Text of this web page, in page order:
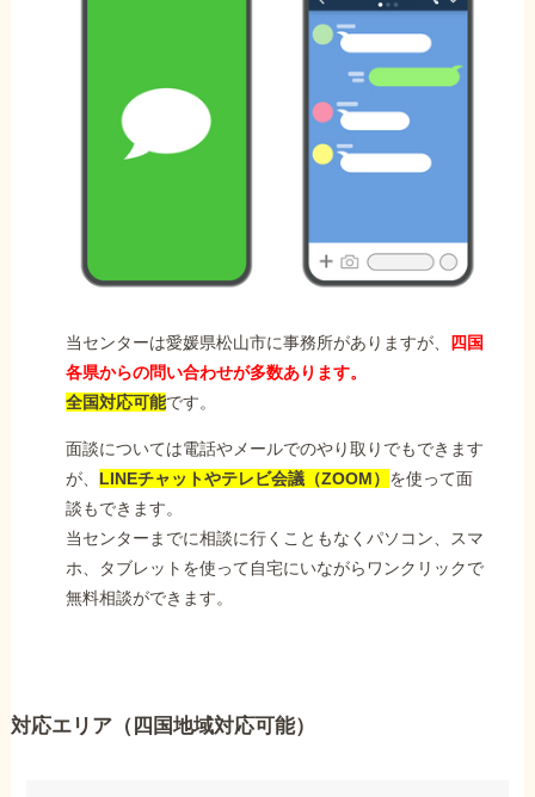
当センターは愛媛県松山市に事務所がありますが、
四国
各県からの問い合わせが多数あります。
全国対応可能です。
面談については電話やメールでのやり取りでもできます
が、 LINEチャットやテレビ会議（ZOOM） を使って面
談もできます。
当センターまでに相談に行くこともなくパソコン、スマ
ホ、タブレットを使って自宅にいながらワンクリックで
無料相談ができます。
対応エリア（四国地域対応可能）